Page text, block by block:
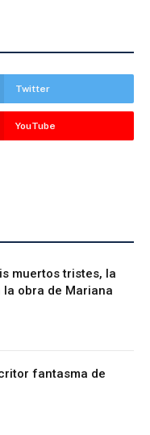
Twitter
YouTube
muertos tristes, la
obra de Mariana
fantasma de